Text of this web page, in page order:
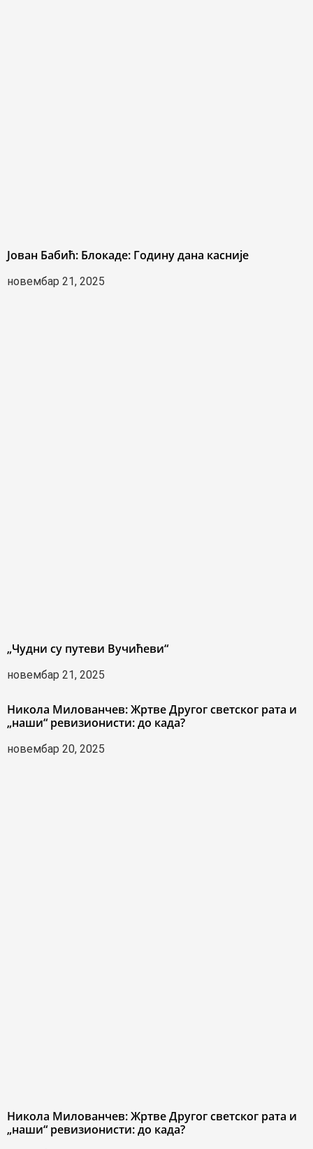
Јован Бабић: Блокаде: Годину дана касније
новембар 21, 2025
„Чудни су путеви Вучићеви“
новембар 21, 2025
Никола Милованчев: Жртве Другог светског рата и
„наши“ ревизионисти: до када?
новембар 20, 2025
Никола Милованчев: Жртве Другог светског рата и
„наши“ ревизионисти: до када?